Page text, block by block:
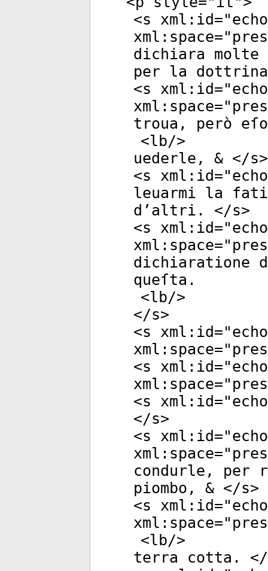
<s xml:id="
xml:space="
dichiara molte
per la
<s xml:id="
xml:space="
troua, però
<lb/>
uederle, & </s>
<s xml:id="
leuarmi la
d’altri. </s>
<s xml:id="
xml:space="
dichiaratione
queſta.
<lb/>
</s>
<s xml:id="
xml:space="
<s xml:id="
xml:space="
<s xml:id="
</s>
<s xml:id="
xml:space="
condurle, per
piombo, & </s>
<s xml:id="
xml:space="
<lb/>
terra cotta. </